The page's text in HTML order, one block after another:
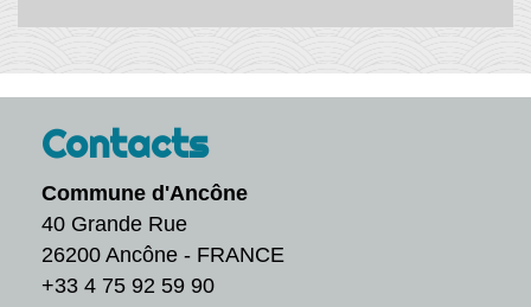
Contacts
Commune d'Ancône
40 Grande Rue
26200 Ancône - FRANCE
+33 4 75 92 59 90